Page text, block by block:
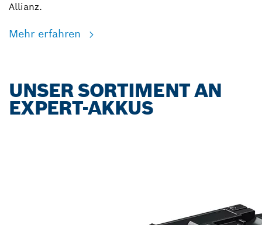
Allianz.
Mehr erfahren
UNSER SORTIMENT AN
EXPERT-AKKUS